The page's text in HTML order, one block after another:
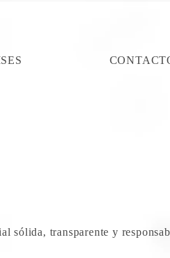
sólida, transparente y